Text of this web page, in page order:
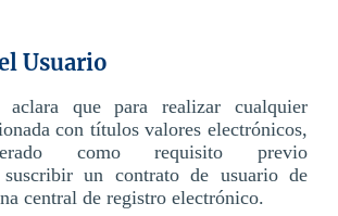
Usuario
aclara que para realizar cualquier
con títulos valores electrónicos,
como requisito previo
suscribir un contrato de usuario de
central de registro electrónico.